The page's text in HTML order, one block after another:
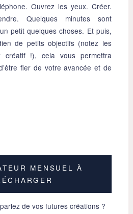
Ouvrez les yeux. Créer.
Quelques minutes sont
petit quelques choses. Et puis,
de petits objectifs (notez les
créatif !), cela vous permettra
fier de votre avancée et de
MENSUEL À
de vos futures créations ?